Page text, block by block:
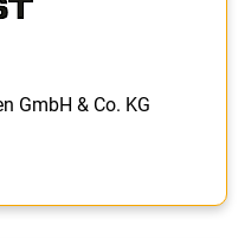
GmbH & Co. KG